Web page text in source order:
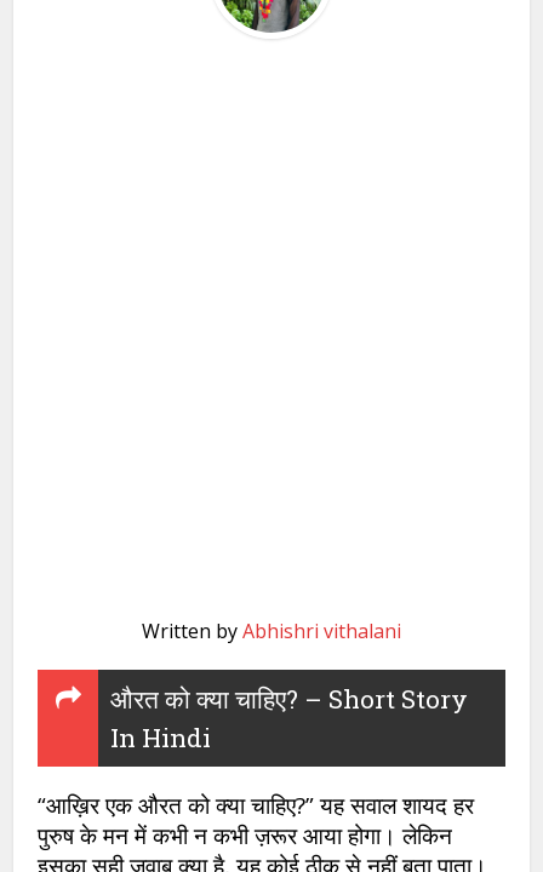
Written byAbhishri vithalani
औरत को क्या चाहिए? – Short Story
In Hindi
“आख़िर एक औरत को क्या चाहिए?” यह सवाल शायद हर
पुरुष के मन में कभी न कभी ज़रूर आया होगा। लेकिन